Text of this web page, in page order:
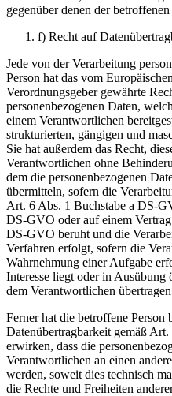
gegenüber denen der
f) Recht auf
Jede von der Verarbeitung
Person hat das vom
Verordnungsgeber gewährte
personenbezogenen Daten,
einem Verantwortlichen
strukturierten, gängigen und
Sie hat außerdem das Recht,
Verantwortlichen ohne
dem die personenbezogenen
übermitteln, sofern die
Art. 6 Abs. 1 Buchstabe a DS-
DS-GVO oder auf einem
DS-GVO beruht und die
Verfahren erfolgt, sofern die
Wahrnehmung einer Aufgabe
Interesse liegt oder in
dem Verantwortlichen
Ferner hat die betroffene Person
Datenübertragbarkeit gemäß
erwirken, dass die
Verantwortlichen an einen
werden, soweit dies technisch
die Rechte und Freiheiten